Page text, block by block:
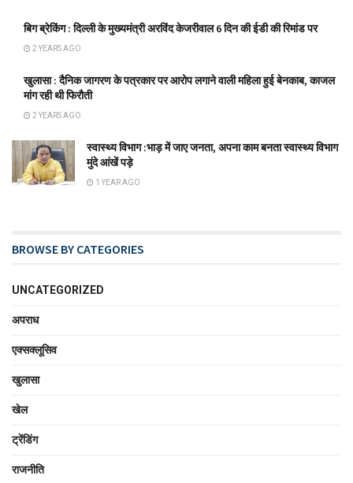
बिग ब्रेकिंग : दिल्ली के मुख्यमंत्री अरविंद केजरीवाल 6 दिन की ईडी की रिमांड पर
2 YEARS AGO
खुलासा : दैनिक जागरण के पत्रकार पर आरोप लगाने वाली महिला हुई बेनकाब, काजल
मांग रही थी फिरौती
2 YEARS AGO
स्वास्थ्य विभाग :भाड़ में जाए जनता, अपना काम बनता स्वास्थ्य विभाग
मुंदे आंखें पड़े
1 YEAR AGO
BROWSE BY CATEGORIES
UNCATEGORIZED
अपराध
एक्सक्लूसिव
खुलासा
खेल
ट्रेंडिंग
राजनीति